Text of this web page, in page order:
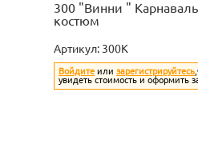
300 "Винни "
костюм
Артикул: 300K
Войдите или зарегистрируйтесь
увидеть стоимость и оформить